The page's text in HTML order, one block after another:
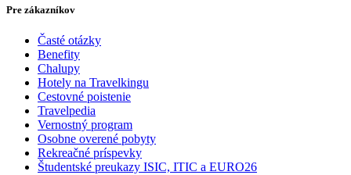
Pre zákazníkov
Časté otázky
Benefity
Chalupy
Hotely na Travelkingu
Cestovné poistenie
Travelpedia
Vernostný program
Osobne overené pobyty
Rekreačné príspevky
Študentské preukazy ISIC, ITIC a EURO26